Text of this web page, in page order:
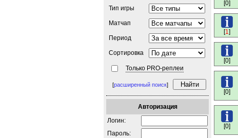
Тип игры
Матчап
Период
Сортировка
Только PRO-реплеи
[расширенный поиск]
Авторизация
Логин:
Пароль:
[0]
[1]
[0]
[0]
[0]